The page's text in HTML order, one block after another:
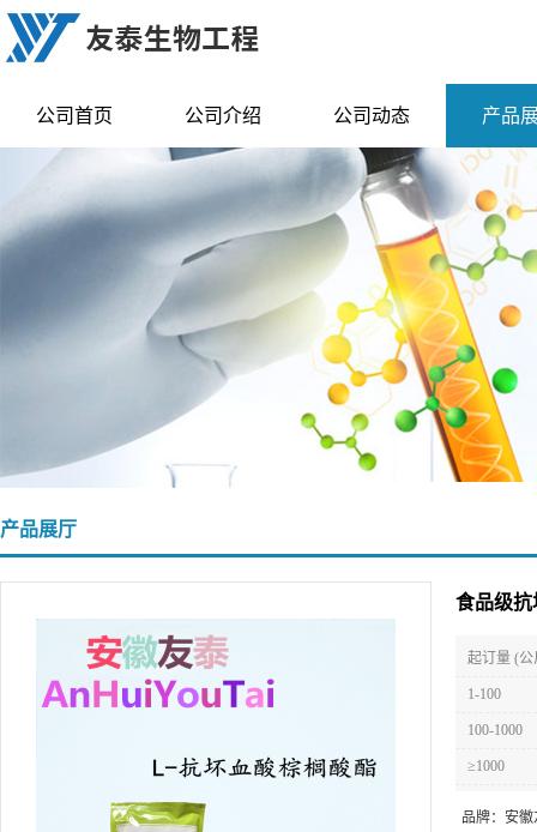
公司首页 公司介绍 公司动态 产品
产品展厅
食品级抗
起订量 (公
1-100
100-1000
≥1000
品牌： 安徽